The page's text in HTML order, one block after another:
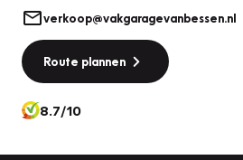
verkoop@vakgaragevanbessen.nl
Route plannen
8.7/10